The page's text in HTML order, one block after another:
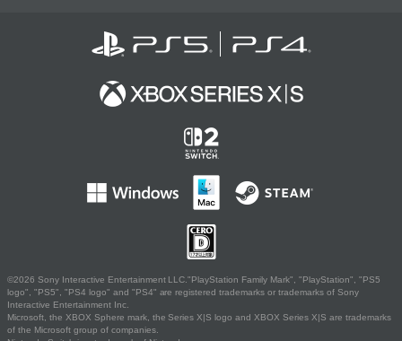
©2026 Sony Interactive Entertainment LLC."PlayStation Family Mark", "PlayStation", "PS5
logo", "PS5", "PS4 logo" and "PS4" are registered trademarks or trademarks of Sony
Interactive Entertainment Inc.
Microsoft, the XBOX Sphere mark, the Series X|S logo and XBOX Series X|S are trademarks
of the Microsoft group of companies.